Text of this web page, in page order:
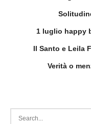
1 luglio happy
Il Santo e Leila
Verità o